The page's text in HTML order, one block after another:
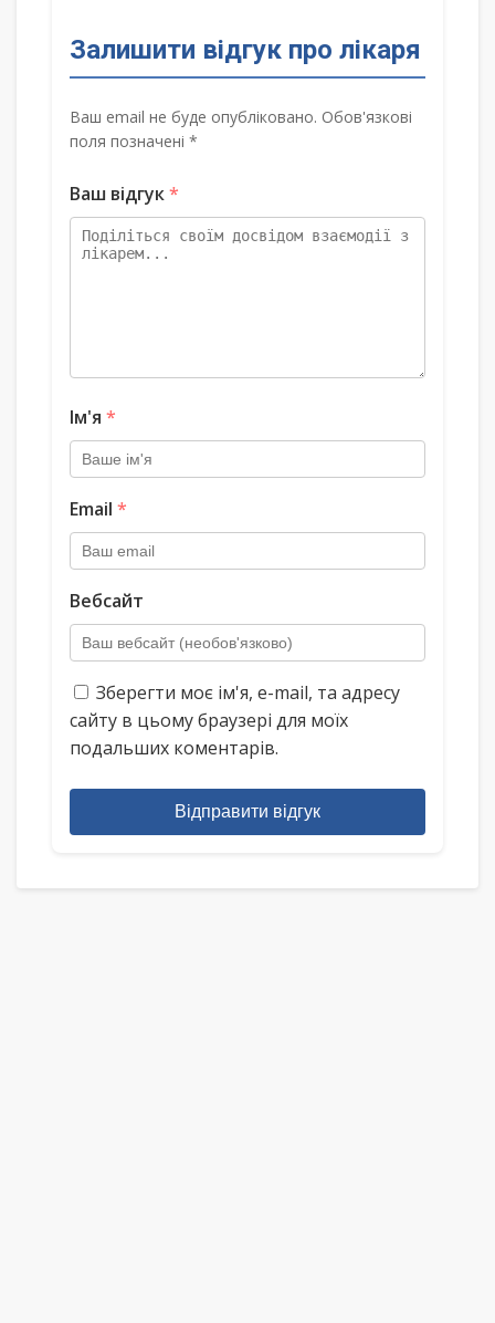
Залишити відгук про лікаря
Ваш email не буде опубліковано. Обов'язкові
поля позначені *
Ваш відгук*
Ім'я *
Email *
Вебсайт
Зберегти моє ім'я, e-mail, та адресу
сайту в цьому браузері для моїх
подальших коментарів.
Відправити відгук